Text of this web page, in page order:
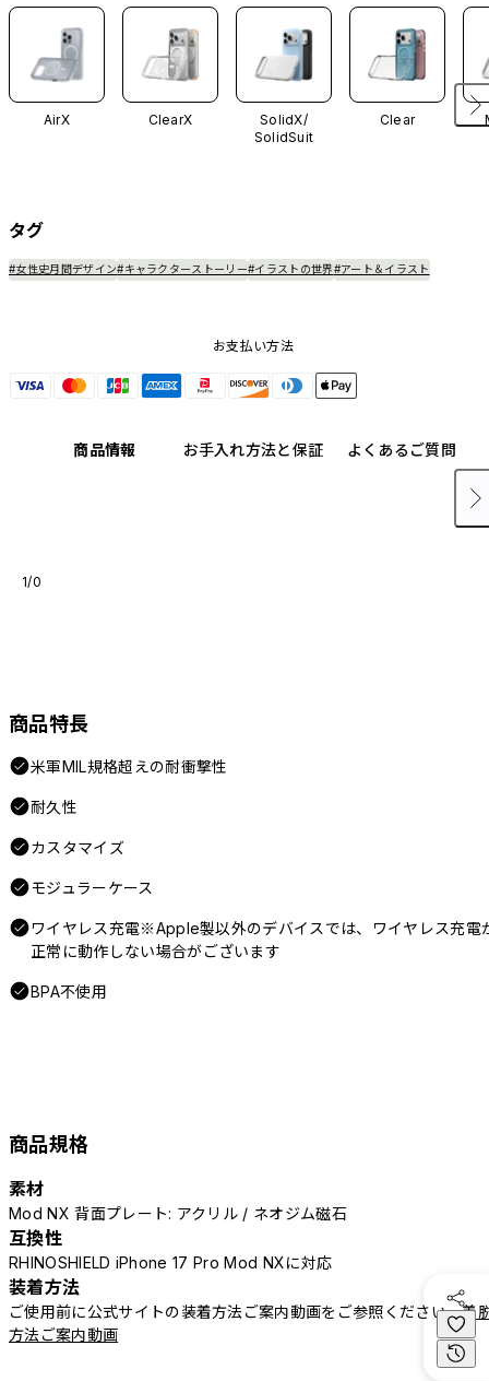
AirX ClearX
SolidX/
SolidSuit
Clear
タグ
#女性史月間デザイン#キャラクターストーリー#イラストの世界#アート＆イラスト
お支払い方法
商品情報 お手入れ方法と保証 よくあるご質問
1/0
商品特長
米軍MIL規格超えの耐衝撃性
耐久性
カスタマイズ
モジュラーケース
ワイヤレス充電※Apple製以外のデバイスでは、ワイヤレス充電
正常に動作しない場合がございます
BPA不使用
商品規格
素材
Mod NX 背面プレート: アクリル / ネオジム磁石
互換性
RHINOSHIELD iPhone 17 Pro Mod NXに対応
装着方法
ご使用前に公式サイトの装着方法ご案内動画をご参照ください。着
方法ご案内動画